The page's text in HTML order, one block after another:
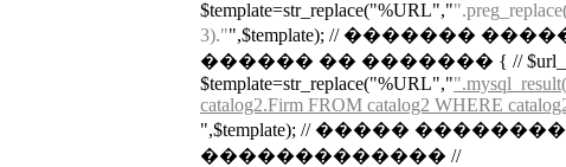
$template=str_replace("%URL","
3)."",$template); // �������
������ �� ������� { //
$template=str_replace("%URL","
catalog2.Firm FROM catalog2 WHERE
",$template); // �����
������������� //